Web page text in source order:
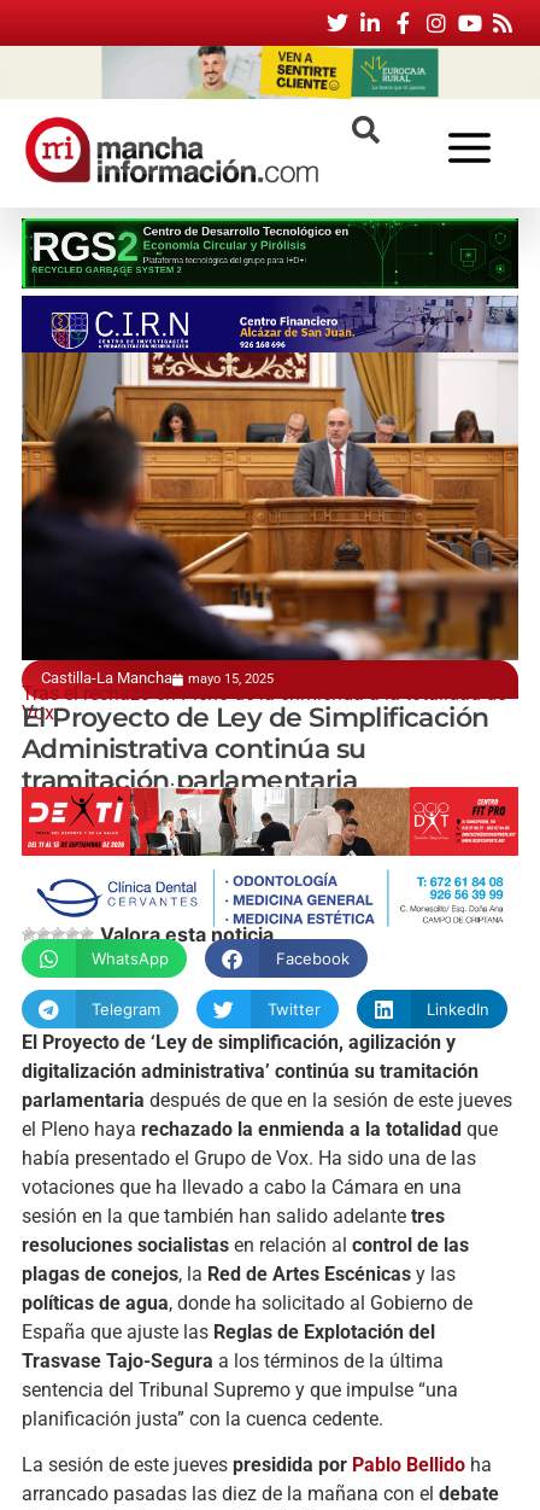
Castilla-La Mancha mayo 15, 2025
Tras el rechazo en Pleno de la enmienda a la totalidad de
Vox
El Proyecto de Ley de Simplificación
Administrativa continúa su
tramitación parlamentaria
manchainformacion.com
Valora esta noticia
WhatsApp Facebook
Telegram Twitter LinkedIn
El Proyecto de ‘Ley de simplificación, agilización y
digitalización administrativa’ continúa su tramitación
parlamentaria después de que en la sesión de este jueves
el Pleno haya rechazado la enmienda a la totalidad que
había presentado el Grupo de Vox. Ha sido una de las
votaciones que ha llevado a cabo la Cámara en una
sesión en la que también han salido adelante tres
resoluciones socialistas en relación al control de las
plagas de conejos, la Red de Artes Escénicas y las
políticas de agua, donde ha solicitado al Gobierno de
España que ajuste las Reglas de Explotación del
Trasvase Tajo-Segura a los términos de la última
sentencia del Tribunal Supremo y que impulse “una
planificación justa” con la cuenca cedente.
La sesión de este jueves presidida por Pablo Bellido ha
arrancado pasadas las diez de la mañana con el debate